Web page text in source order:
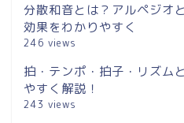
分散和音とは？アルペジオ
効果をわかりやすく
246 views
拍・テンポ・拍子・リズム
やすく解説！
243 views